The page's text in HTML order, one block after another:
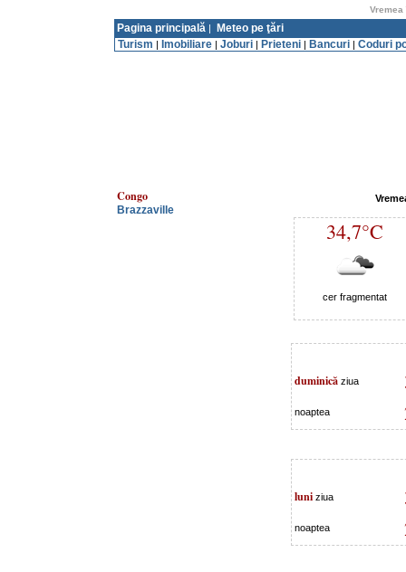
Vremea
Pagina principală |
Meteo pe ţări
Turism | Imobiliare | Joburi | Prieteni | Bancuri | Coduri
Congo
Brazzaville
34,7°C
cer fragmentat
duminică ziua
noaptea
luni ziua
noaptea